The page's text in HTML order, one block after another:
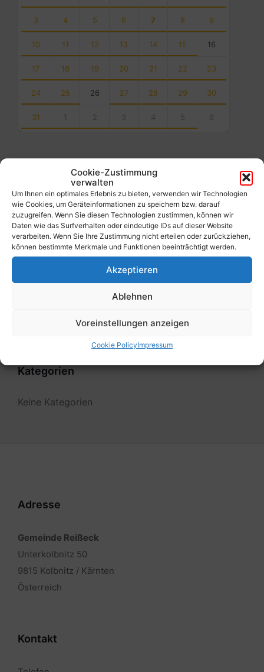
Cookie-Zustimmung
verwalten
Um Ihnen ein optimales Erlebnis zu bieten, verwenden wir Technologien
wie Cookies, um Geräteinformationen zu speichern bzw. darauf
zuzugreifen. Wenn Sie diesen Technologien zustimmen, können wir
Daten wie das Surfverhalten oder eindeutige IDs auf dieser Website
verarbeiten. Wenn Sie Ihre Zustimmung nicht erteilen oder zurückziehen,
können bestimmte Merkmale und Funktionen beeinträchtigt werden.
Akzeptieren
Ablehnen
Voreinstellungen anzeigen
Cookie PolicyImpressum
days
3 4 5 6 7 8 9
10 11 12 13 14 15 16
17 18 19 20 21 22 23
24 25 26 27 28 29 30
31 1 2 3 4 5 6
calendar
Filter
Von:
Kategorien
Keine Kategorien
Adresse
Gemeinde Reißeck
Unterkolbnitz 50
9815 Kolbnitz / Kärnten
Österreich
Kontakt